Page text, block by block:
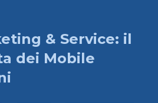
& Service: il
dei Mobile